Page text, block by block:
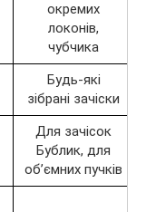
окремих
локонів,
чубчика
Будь-які
зібрані зачіски
Для зачісок
Бублик, для
об’ємних пучків